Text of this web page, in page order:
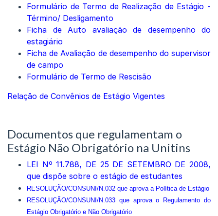
Formulário de Termo de Realização de Estágio -
Término/ Desligamento
Ficha de Auto avaliação de desempenho do
estagiário
Ficha de Avaliação de desempenho do supervisor
de campo
Formulário de Termo de Rescisão
Relação de Convênios de Estágio Vigentes
Documentos que regulamentam o
Estágio Não Obrigatório na Unitins
LEI Nº 11.788, DE 25 DE SETEMBRO DE 2008,
que dispõe sobre o estágio de estudantes
RESOLUÇÃO/CONSUNI/N.032 que aprova a Política de Estágio
RESOLUÇÃO/CONSUNI/N.033 que aprova o Regulamento do
Estágio Obrigatório e Não Obrigatório